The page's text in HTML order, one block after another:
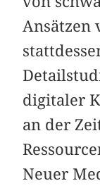
Ansätzen
digitaler
an der
Neuer